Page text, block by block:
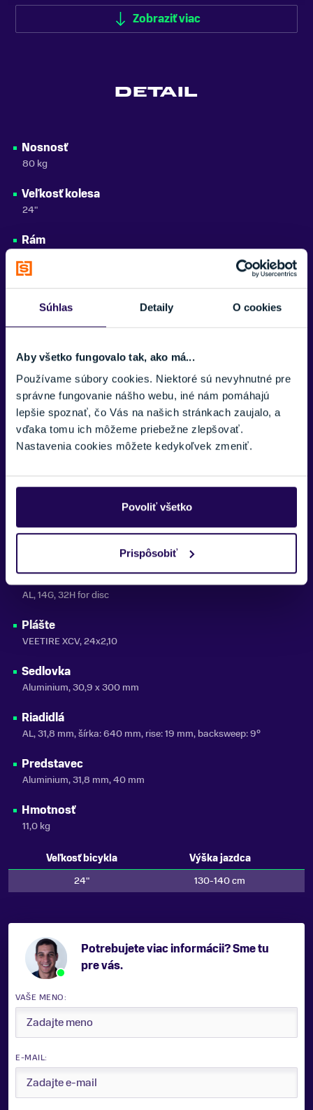
Súhlas Detaily O cookies
Aby všetko fungovalo tak, ako má...
Používame súbory cookies. Niektoré sú nevyhnutné pre
správne fungovanie nášho webu, iné nám pomáhajú
lepšie spoznať, čo Vás na našich stránkach zaujalo, a
vďaka tomu ich môžeme priebežne zlepšovať.
Nastavenia cookies môžete kedykoľvek zmeniť.
Povoliť všetko
Prispôsobiť
Predné odpruženie (Hardtail)
NOSNOSŤ
do 100 kg
2026
Academy
Zobraziť viac
DETAIL
Nosnosť
80 kg
Veľkosť kolesa
24"
Rám
Vidlica
SR Suntour SF25-RAIDON34-JR-BOOST 24", 100 mm Travel,
Prowheel Charm-FD04S-TT, 32T, 140 mm
Kazeta
Single speed, 14T
Reťaz
Brzdy
Shimano BR-MT410, 180/160 mm
Náboje
KT KT-M9DR, 32H, 135/110 mm
Ráfiky
AL, 14G, 32H for disc
Plášte
VEETIRE XCV, 24x2,10
Sedlovka
Aluminium, 30,9 x 300 mm
Riadidlá
AL, 31,8 mm, šírka: 640 mm, rise: 19 mm, backsweep: 9°
Predstavec
Aluminium, 31,8 mm, 40 mm
Hmotnosť
11,0 kg
Veľkosť bicykla
Výška jazdca
24"
130-140 cm
Potrebujete viac informácii? Sme tu
pre vás.
VAŠE MENO:
E-MAIL: